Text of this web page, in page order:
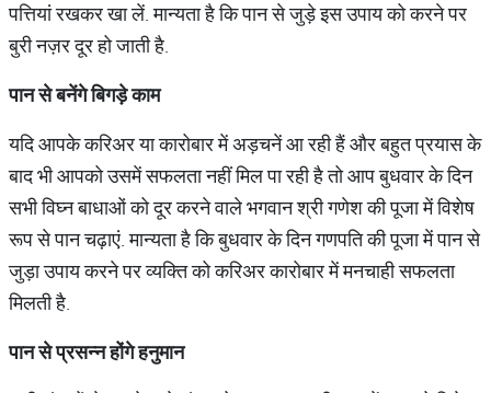
पत्तियां रखकर खा लें. मान्यता है कि पान से जुड़े इस उपाय को करने पर
बुरी नज़र दूर हो जाती है.
पान से बनेंगे बिगड़े काम
यदि आपके करिअर या कारोबार में अड़चनें आ रही हैं और बहुत प्रयास के
बाद भी आपको उसमें सफलता नहीं मिल पा रही है तो आप बुधवार के दिन
सभी विघ्न बाधाओं को दूर करने वाले भगवान श्री गणेश की पूजा में विशेष
रूप से पान चढ़ाएं. मान्यता है कि बुधवार के दिन गणपति की पूजा में पान से
जुड़ा उपाय करने पर व्यक्ति को करिअर कारोबार में मनचाही सफलता
मिलती है.
पान से प्रसन्न होंगे हनुमान